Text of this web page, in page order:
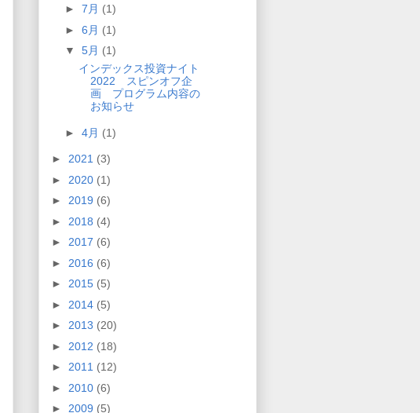
► 7月 (1)
► 6月 (1)
▼ 5月 (1)
インデックス投資ナイト
2022 スピンオフ企
画 プログラム内容の
お知らせ
► 4月 (1)
► 2021 (3)
► 2020 (1)
► 2019 (6)
► 2018 (4)
► 2017 (6)
► 2016 (6)
► 2015 (5)
► 2014 (5)
► 2013 (20)
► 2012 (18)
► 2011 (12)
► 2010 (6)
► 2009 (5)